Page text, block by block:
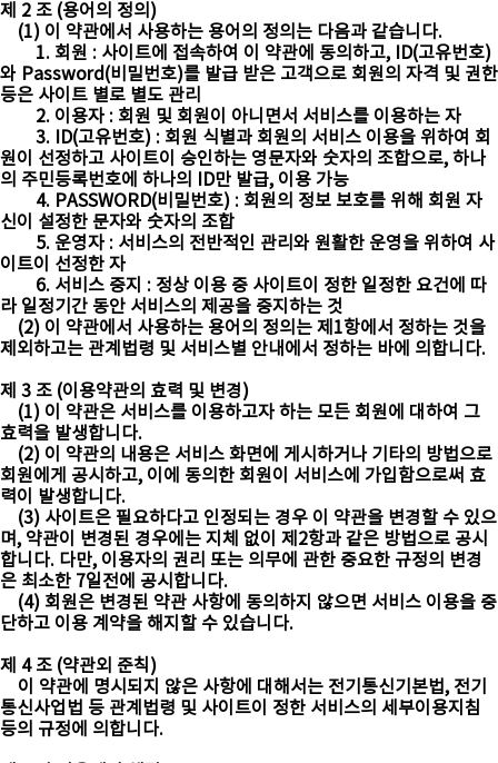
제 2 조 (용어의 정의)
(1) 이 약관에서 사용하는 용어의 정의는 다음과 같습니다.
1. 회원 : 사이트에 접속하여 이 약관에 동의하고, ID(고유번호)
와 Password(비밀번호)를 발급 받은 고객으로 회원의 자격 및 권한
등은 사이트 별로 별도 관리
2. 이용자 : 회원 및 회원이 아니면서 서비스를 이용하는 자
3. ID(고유번호) : 회원 식별과 회원의 서비스 이용을 위하여 회
원이 선정하고 사이트이 승인하는 영문자와 숫자의 조합으로, 하나
의 주민등록번호에 하나의 ID만 발급, 이용 가능
4. PASSWORD(비밀번호) : 회원의 정보 보호를 위해 회원 자
신이 설정한 문자와 숫자의 조합
5. 운영자 : 서비스의 전반적인 관리와 원활한 운영을 위하여 사
이트이 선정한 자
6. 서비스 중지 : 정상 이용 중 사이트이 정한 일정한 요건에 따
라 일정기간 동안 서비스의 제공을 중지하는 것
(2) 이 약관에서 사용하는 용어의 정의는 제1항에서 정하는 것을
제외하고는 관계법령 및 서비스별 안내에서 정하는 바에 의합니다.
제 3 조 (이용약관의 효력 및 변경)
(1) 이 약관은 서비스를 이용하고자 하는 모든 회원에 대하여 그
효력을 발생합니다.
(2) 이 약관의 내용은 서비스 화면에 게시하거나 기타의 방법으로
회원에게 공시하고, 이에 동의한 회원이 서비스에 가입함으로써 효
력이 발생합니다.
(3) 사이트은 필요하다고 인정되는 경우 이 약관을 변경할 수 있으
며, 약관이 변경된 경우에는 지체 없이 제2항과 같은 방법으로 공시
합니다. 다만, 이용자의 권리 또는 의무에 관한 중요한 규정의 변경
은 최소한 7일전에 공시합니다.
(4) 회원은 변경된 약관 사항에 동의하지 않으면 서비스 이용을 중
단하고 이용 계약을 해지할 수 있습니다.
제 4 조 (약관외 준칙)
이 약관에 명시되지 않은 사항에 대해서는 전기통신기본법, 전기
통신사업법 등 관계법령 및 사이트이 정한 서비스의 세부이용지침
등의 규정에 의합니다.